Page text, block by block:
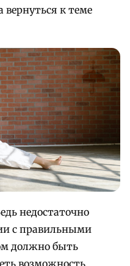
вернуться к теме
недостаточно
с правильными
должно быть
возможность